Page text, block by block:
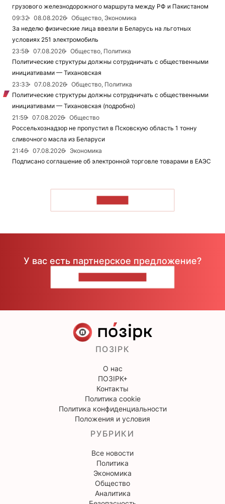
грузового железнодорожного маршрута между РФ и Пакистаном
09:32
08.08.2026
Общество, Экономика
За неделю физические лица ввезли в Беларусь на льготных
условиях 251 электромобиль
23:58
07.08.2026
Общество, Политика
Политические структуры должны сотрудничать с общественными
инициативами — Тихановская
23:33
07.08.2026
Общество, Политика
Политические структуры должны сотрудничать с общественными
инициативами — Тихановская (подробно)
21:59
07.08.2026
Общество
Россельхознадзор не пропустил в Псковскую область 1 тонну
сливочного масла из Беларуси
21:46
07.08.2026
Экономика
Подписано соглашение об электронной торговле товарами в ЕАЭС
У вас есть партнерское предложение?
ПОЗІРК
О нас
ПОЗІРК+
Контакты
Политика cookie
Политика конфиденциальности
Положения и условия
РУБРИКИ
Все новости
Политика
Экономика
Общество
Аналитика